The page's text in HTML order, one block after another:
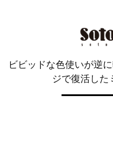
ビビッドな色使いが逆
ジで復活した